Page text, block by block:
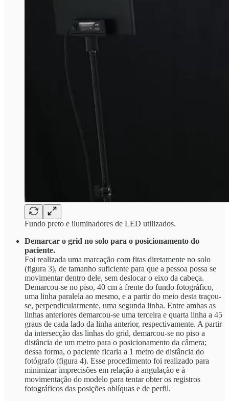
Fundo preto e iluminadores de LED utilizados.
Demarcar o grid no solo para o posicionamento do
paciente.
Foi realizada uma marcação com fitas diretamente no solo
(figura 3), de tamanho suficiente para que a pessoa possa se
movimentar dentro dele, sem deslocar o eixo da cabeça.
Demarcou-se no piso, 40 cm à frente do fundo fotográfico,
uma linha paralela ao mesmo, e a partir do meio desta traçou-
se, perpendicularmente, uma segunda linha. Entre ambas as
linhas anteriores demarcou-se uma terceira e quarta linha a 45
graus de cada lado da linha anterior, respectivamente. A partir
da intersecção das linhas do grid, demarcou-se no piso a
distância de um metro para o posicionamento da câmera;
dessa forma, o paciente ficaria a 1 metro de distância do
fotógrafo (figura 4). Esse procedimento foi realizado para
minimizar imprecisões em relação à angulação e à
movimentação do modelo para tentar obter os registros
fotográficos das posições oblíquas e de perfil.